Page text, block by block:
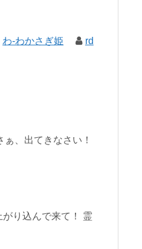
わ-わかさぎ姫 rd
、出てきなさい！
り込んで来て！ 霊